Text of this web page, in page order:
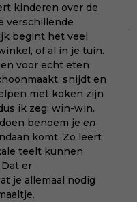
kinderen over de
verschillende
begint het veel
of al in je tuin.
voor echt eten
snijdt en
met koken zijn
ik zeg: win-win.
benoem je en
komt. Zo leert
teelt kunnen
er
je allemaal nodig